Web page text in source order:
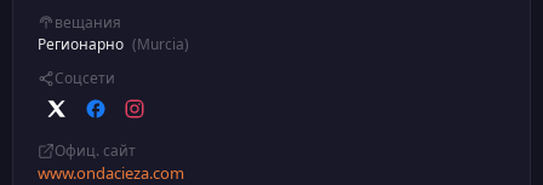
вещания
Регионарно (Murcia)
Соцсети
Офиц. сайт
www.ondacieza.com